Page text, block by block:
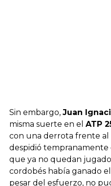
Sin embargo, Juan
misma suerte en el ATP
con una derrota frente al
despidió tempranamente
que ya no quedan
cordobés había ganado
pesar del esfuerzo, no